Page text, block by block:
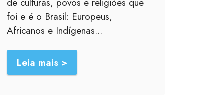
foi e é o Brasil: Europeus,
Africanos e Indígenas...
Leia mais >